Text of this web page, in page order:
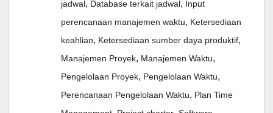
jadwal, Database terkait jadwal, Input
perencanaan manajemen waktu, Ketersediaan
keahlian, Ketersediaan sumber daya produktif,
Manajemen Proyek, Manajemen Waktu,
Pengelolaan Proyek, Pengelolaan Waktu,
Perencanaan Pengelolaan Waktu, Plan Time